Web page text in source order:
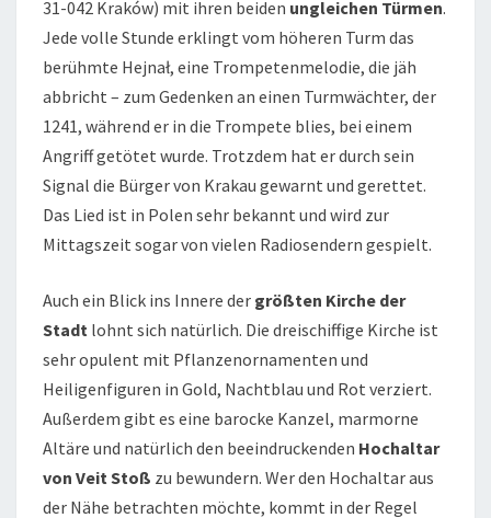
31-042 Kraków) mit ihren beiden ungleichen Türmen.
Jede volle Stunde erklingt vom höheren Turm das
berühmte Hejnał, eine Trompetenmelodie, die jäh
abbricht – zum Gedenken an einen Turmwächter, der
1241, während er in die Trompete blies, bei einem
Angriff getötet wurde. Trotzdem hat er durch sein
Signal die Bürger von Krakau gewarnt und gerettet.
Das Lied ist in Polen sehr bekannt und wird zur
Mittagszeit sogar von vielen Radiosendern gespielt.
Auch ein Blick ins Innere der größten Kirche der
Stadt lohnt sich natürlich. Die dreischiffige Kirche ist
sehr opulent mit Pflanzenornamenten und
Heiligenfiguren in Gold, Nachtblau und Rot verziert.
Außerdem gibt es eine barocke Kanzel, marmorne
Altäre und natürlich den beeindruckenden Hochaltar
von Veit Stoß zu bewundern. Wer den Hochaltar aus
der Nähe betrachten möchte, kommt in der Regel